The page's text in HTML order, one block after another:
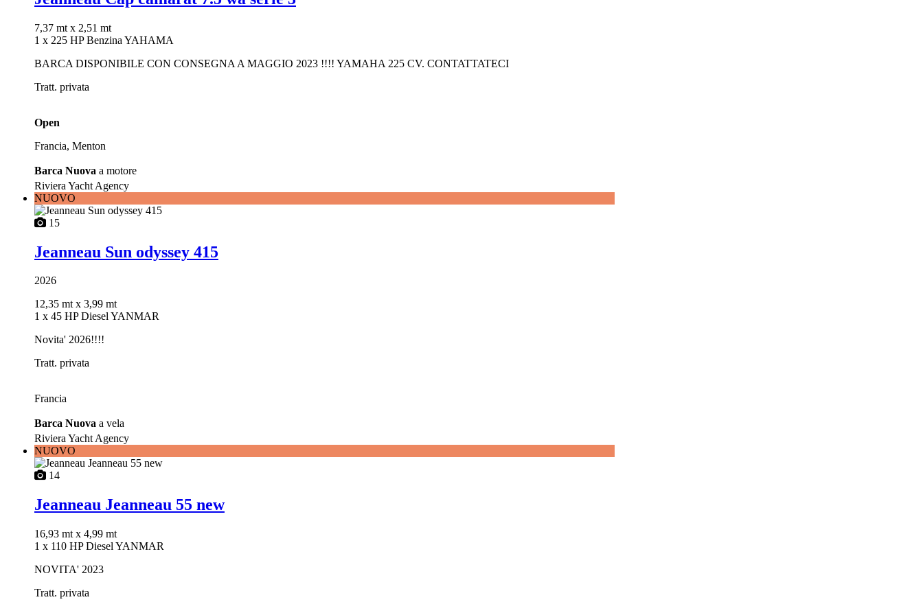
7,37 mt x 2,51 mt
1 x 225 HP Benzina YAHAMA
BARCA DISPONIBILE CON CONSEGNA A MAGGIO 2023 !!!! YAMAHA 225 CV. CONTATTATECI
Tratt. privata
Open
Francia, Menton
Barca Nuova a motore
Riviera Yacht Agency
NUOVO
15
Jeanneau Sun odyssey 415
2026
12,35 mt x 3,99 mt
1 x 45 HP Diesel YANMAR
Novita' 2026!!!!
Tratt. privata
Francia
Barca Nuova a vela
Riviera Yacht Agency
NUOVO
14
Jeanneau Jeanneau 55 new
16,93 mt x 4,99 mt
1 x 110 HP Diesel YANMAR
NOVITA' 2023
Tratt. privata